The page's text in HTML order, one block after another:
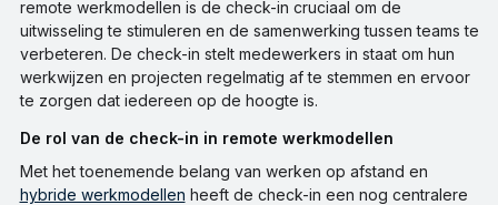
remote werkmodellen is de check-in cruciaal om de
uitwisseling te stimuleren en de samenwerking tussen teams te
verbeteren. De check-in stelt medewerkers in staat om hun
werkwijzen en projecten regelmatig af te stemmen en ervoor
te zorgen dat iedereen op de hoogte is.
De rol van de check-in in remote werkmodellen
Met het toenemende belang van werken op afstand en
hybride werkmodellen heeft de check-in een nog centralere